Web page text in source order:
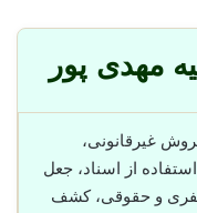
مهدی پور
غیرقانونی،
از اسناد، جعل
و حقوقی، کشف